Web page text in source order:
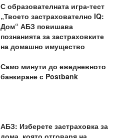
С образователната игра-тест
„Твоето застрахователно IQ:
Дом“ АБЗ повишава
познанията за застраховките
на домашно имущество
Само минути до ежедневното
банкиране с Postbank
АБЗ: Изберете застраховка за
дома, която отговаря на